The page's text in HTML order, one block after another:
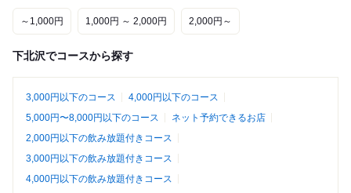
～1,000円 1,000円 ～ 2,000円 2,000円～
下北沢でコースから探す
3,000円以下のコース
4,000円以下のコース
5,000円〜8,000円以下のコース
ネット予約できるお店
2,000円以下の飲み放題付きコース
3,000円以下の飲み放題付きコース
4,000円以下の飲み放題付きコース